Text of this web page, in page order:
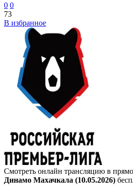
0 0
73
В избранное
Смотреть онлайн трансляцию в
Динамо Махачкала (10.05.2026)